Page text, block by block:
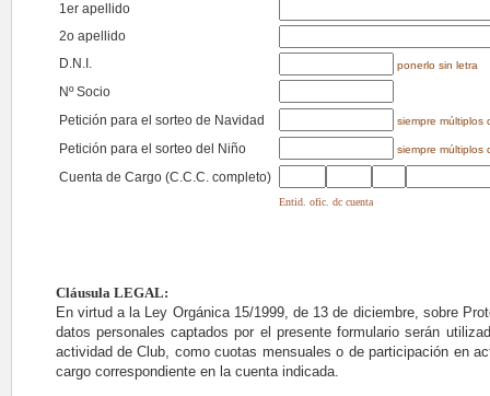
1er apellido
2o apellido
D.N.I.
ponerlo sin letra
Nº Socio
Petición para el sorteo de Navidad
siempre múltiplos
Petición para el sorteo del Niño siempre múltiplos
Cuenta de Cargo (C.C.C. completo)
Entid. ofic. dc cuenta
Cláusula LEGAL:
En virtud a la Ley Orgánica 15/1999, de 13 de diciembre, sobre
datos personales captados por el presente formulario serán
actividad de Club, como cuotas mensuales o de participación en
cargo correspondiente en la cuenta indicada.